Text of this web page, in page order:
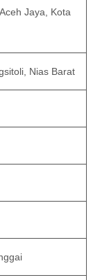
Jaya, Kota
Nias Barat